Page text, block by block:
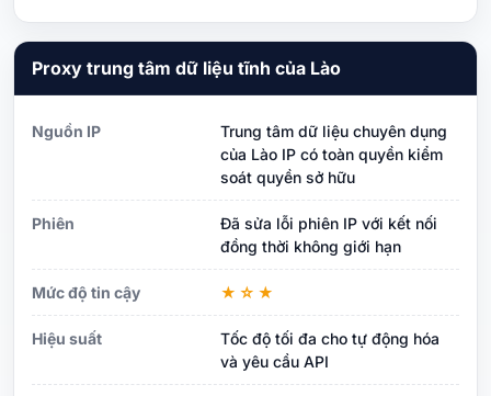
Proxy trung tâm dữ liệu tĩnh của Lào
Nguồn IP
Trung tâm dữ liệu chuyên dụng
của Lào IP có toàn quyền kiểm
soát quyền sở hữu
Phiên
Đã sửa lỗi phiên IP với kết nối
đồng thời không giới hạn
Mức độ tin cậy ★☆★
Hiệu suất
Tốc độ tối đa cho tự động hóa
và yêu cầu API